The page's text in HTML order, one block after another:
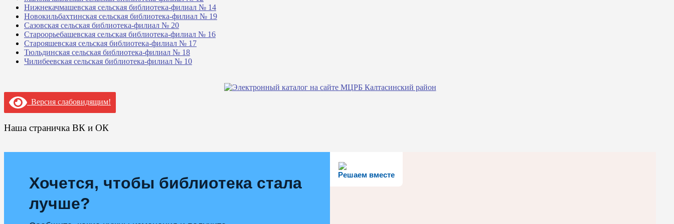
Нижнекачмашевская сельская библиотека-филиал № 14
Новокильбахтинская сельская библиотека-филиал № 19
Сазовская сельская библиотека-филиал № 20
Староорьебашевская сельская библиотека-филиал № 16
Старояшевская сельская библиотека-филиал № 17
Тюльдинская сельская библиотека-филиал № 18
Чилибеевская сельская библиотека-филиал № 10
Версия слабовидящим!
Наша страничка ВК и ОК
Решаем вместе
Хочется, чтобы библиотека стала
лучше?